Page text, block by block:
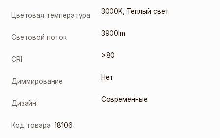
Цветовая температура 3000K Теплый свет
Световой поток 3900lm
CRI >80
Диммирование Нет
Дизайн Современные
Код товара 18106